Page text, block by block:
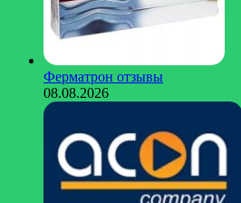
Ферматрон отзывы
08.08.2026